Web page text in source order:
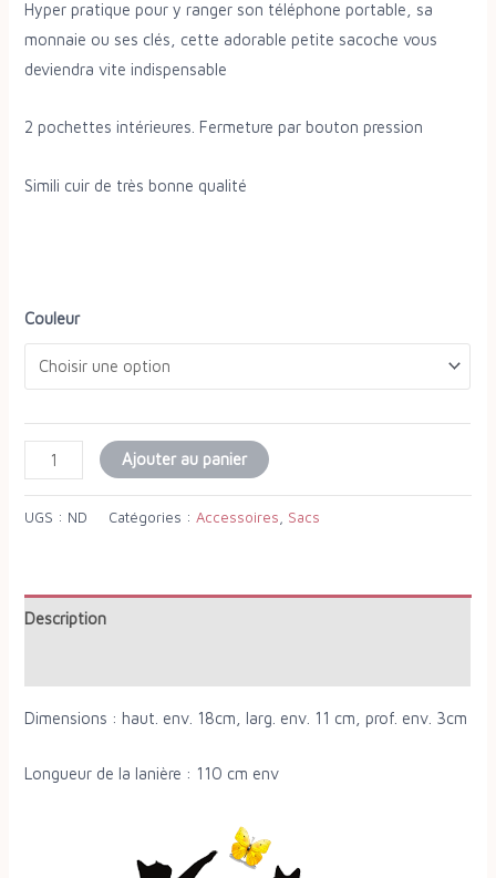
Hyper pratique pour y ranger son téléphone portable, sa
monnaie ou ses clés, cette adorable petite sacoche vous
deviendra vite indispensable
2 pochettes intérieures. Fermeture par bouton pression
Simili cuir de très bonne qualité
Couleur
Ajouter au panier
UGS : ND Catégories :Accessoires Sacs
Description
Dimensions : haut. env. 18cm, larg. env. 11 cm, prof. env. 3cm
Longueur de la lanière : 110 cm env